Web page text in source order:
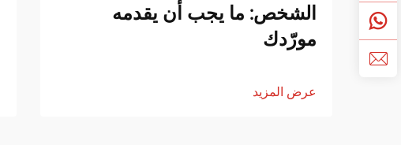
الشخص: ما يجب أن يقدمه
مورّدك
عرض المزيد